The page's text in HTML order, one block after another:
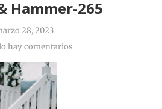
Hammer-265
28, 2023
hay comentarios